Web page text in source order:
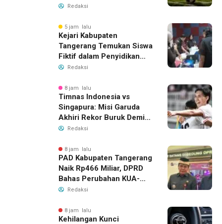
Sorotan di Piala AFF 2026
Redaksi
5 jam lalu
Kejari Kabupaten
Tangerang Temukan Siswa
Fiktif dalam Penyidikan
Dana BOP PKBM
Redaksi
8 jam lalu
Timnas Indonesia vs
Singapura: Misi Garuda
Akhiri Rekor Buruk Demi
Tiket Semifinal Piala AFF
Redaksi
8 jam lalu
PAD Kabupaten Tangerang
Naik Rp466 Miliar, DPRD
Bahas Perubahan KUA-
PPAS 2026
Redaksi
8 jam lalu
Kehilangan Kunci